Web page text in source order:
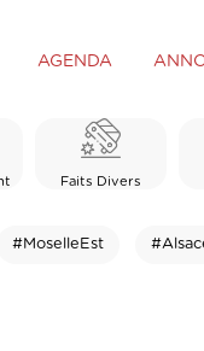
AGENDA
Faits Divers
#MoselleEst